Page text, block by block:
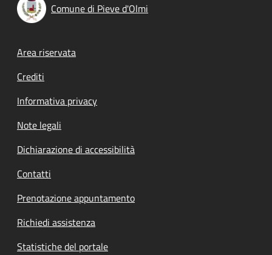
Comune di Pieve d'Olmi
Footer menu
Area riservata
Crediti
Informativa privacy
Note legali
Dichiarazione di accessibilità
Contatti
Prenotazione appuntamento
Richiedi assistenza
Statistiche del portale